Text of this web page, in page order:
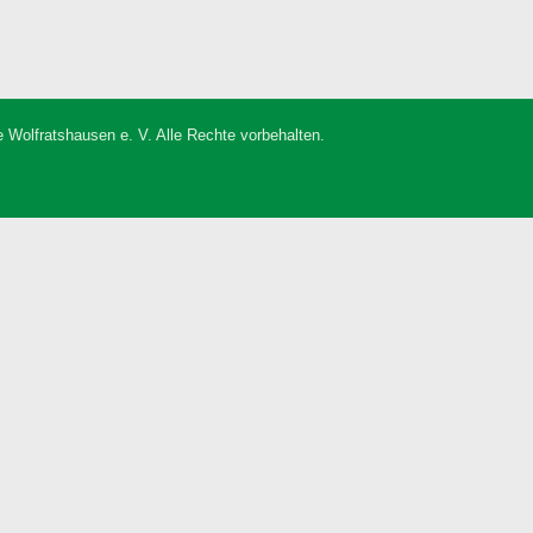
e. V. Alle Rechte vorbehalten.